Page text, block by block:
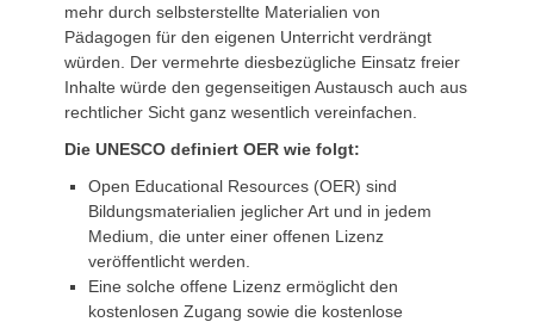
mehr durch selbsterstellte Materialien von
Pädagogen für den eigenen Unterricht verdrängt
würden. Der vermehrte diesbezügliche Einsatz freier
Inhalte würde den gegenseitigen Austausch auch aus
rechtlicher Sicht ganz wesentlich vereinfachen.
Die UNESCO definiert OER wie folgt:
Open Educational Resources (OER) sind
Bildungsmaterialien jeglicher Art und in jedem
Medium, die unter einer offenen Lizenz
veröffentlicht werden.
Eine solche offene Lizenz ermöglicht den
kostenlosen Zugang sowie die kostenlose